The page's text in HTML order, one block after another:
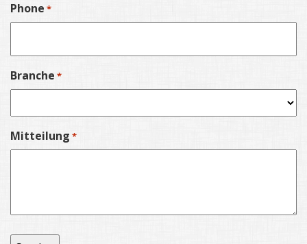
Phone *
Branche *
Mitteilung *